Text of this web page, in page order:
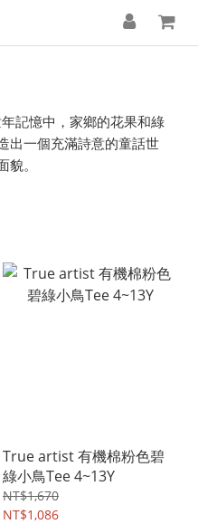
記憶中，家鄉的花果和綠
出一個充滿詩意的童話世
。
True artist 有機棉粉色碧
綠小鳥Tee 4~13Y
NT$1,670
NT$1,086